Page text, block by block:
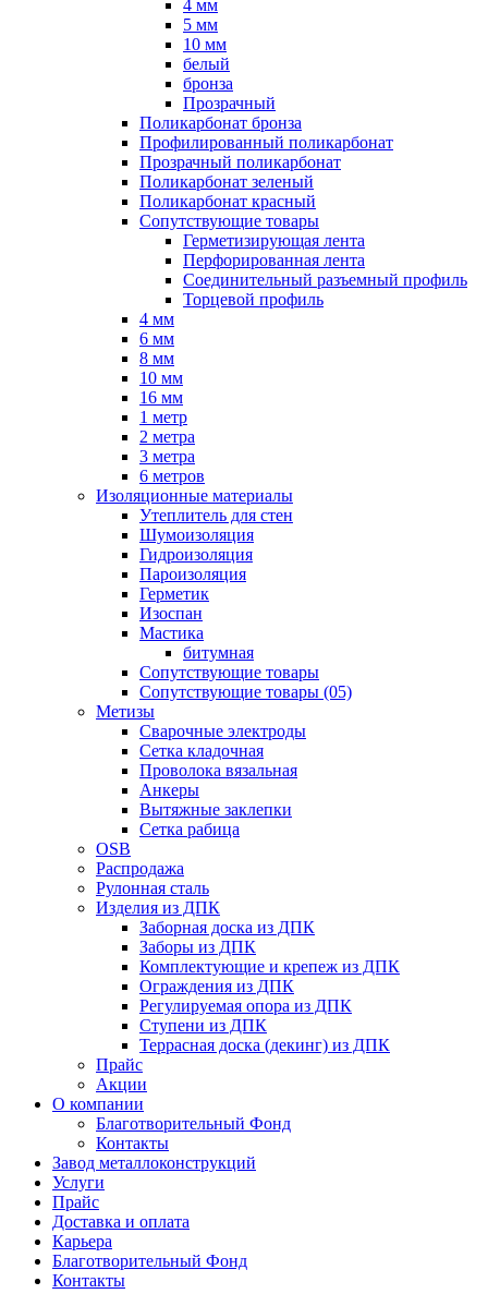
4 мм
5 мм
10 мм
белый
бронза
Прозрачный
Поликарбонат бронза
Профилированный поликарбонат
Прозрачный поликарбонат
Поликарбонат зеленый
Поликарбонат красный
Сопутствующие товары
Герметизирующая лента
Перфорированная лента
Соединительный разъемный профиль
Торцевой профиль
4 мм
6 мм
8 мм
10 мм
16 мм
1 метр
2 метра
3 метра
6 метров
Изоляционные материалы
Утеплитель для стен
Шумоизоляция
Гидроизоляция
Пароизоляция
Герметик
Изоспан
Мастика
битумная
Сопутствующие товары
Сопутствующие товары (05)
Метизы
Сварочные электроды
Сетка кладочная
Проволока вязальная
Анкеры
Вытяжные заклепки
Сетка рабица
OSB
Распродажа
Рулонная сталь
Изделия из ДПК
Заборная доска из ДПК
Заборы из ДПК
Комплектующие и крепеж из ДПК
Ограждения из ДПК
Регулируемая опора из ДПК
Ступени из ДПК
Террасная доска (декинг) из ДПК
Прайс
Акции
О компании
Благотворительный Фонд
Контакты
Завод металлоконструкций
Услуги
Прайс
Доставка и оплата
Карьера
Благотворительный Фонд
Контакты